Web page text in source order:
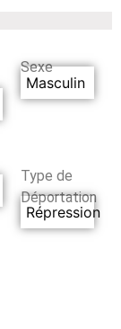
Sexe
Masculin
Type de
Déportation
Répression